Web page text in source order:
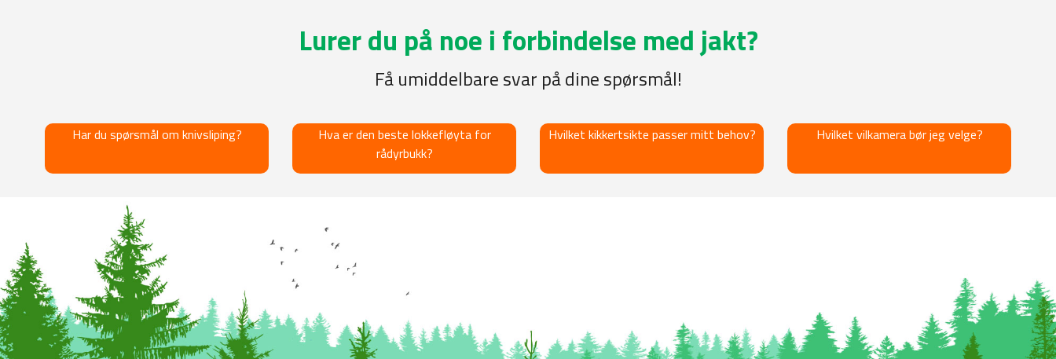
Lurer du på noe i forbindelse med jakt?
Få umiddelbare svar på dine spørsmål!
Har du spørsmål om knivsliping?
Hva er den beste lokkefløyta for
rådyrbukk?
Hvilket kikkertsikte passer mitt behov? Hvilket vilkamera bør jeg velge?